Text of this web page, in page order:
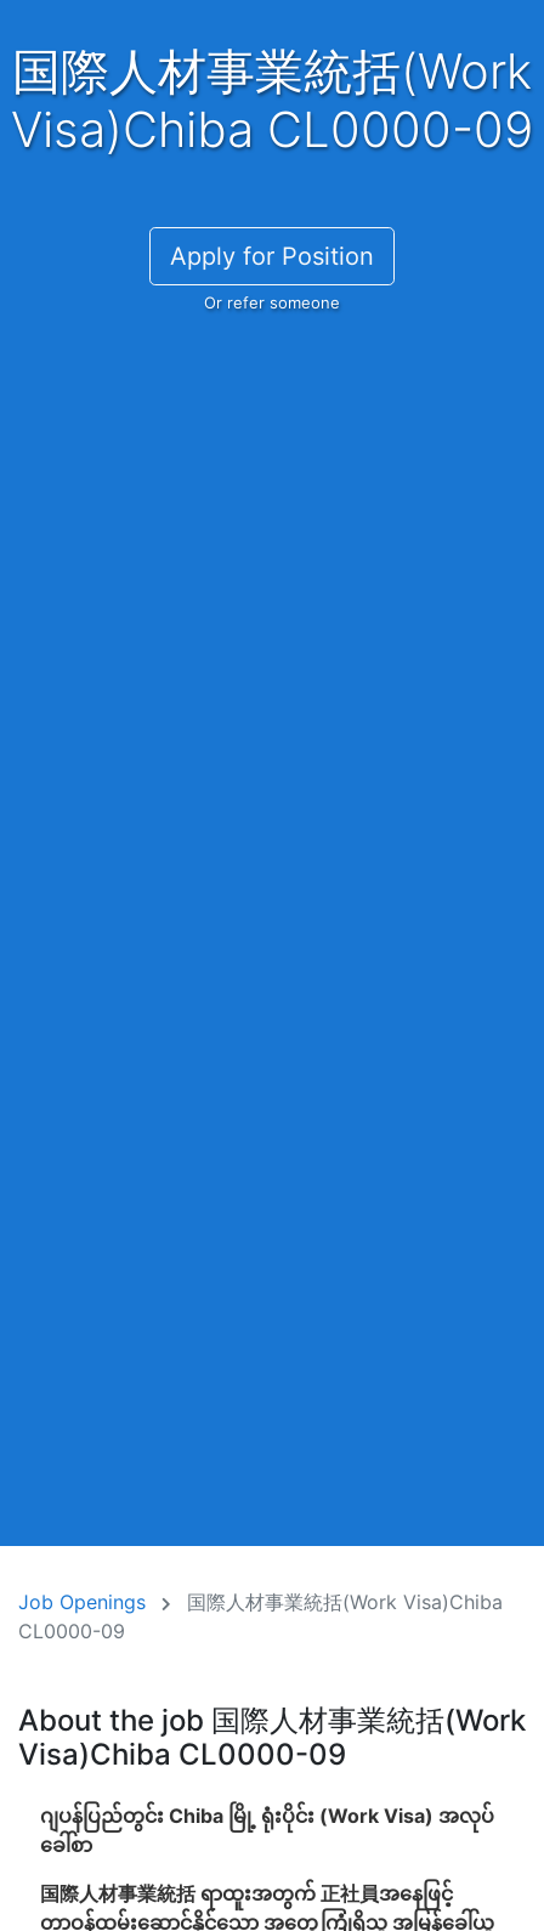
国際人材事業統括(Work
Visa)Chiba CL0000-09
Apply for Position
Or refer someone
Job Openings
国際人材事業統括(Work Visa)Chiba
CL0000-09
About the job 国際人材事業統括(Work
Visa)Chiba CL0000-09
ဂျပန်ပြည်တွင်း Chiba မြို့ ရုံးပိုင်း (Work Visa) အလုပ်
ခေါ်စာ
国際人材事業統括 ရာထူးအတွက် 正社員အနေဖြင့်
တာဝန်ထမ်းဆောင်နိုင်သော အတွေ့ကြုံရှိသူ အမြန်ခေါ်ယူ